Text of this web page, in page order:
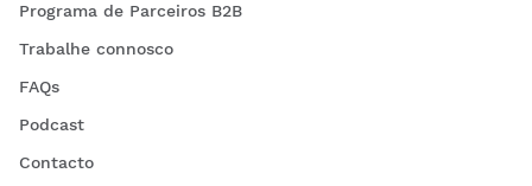
Programa de Parceiros B2B
Trabalhe connosco
FAQs
Podcast
Contacto